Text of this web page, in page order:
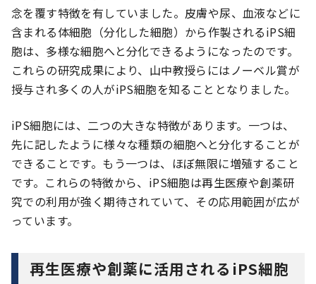
念を覆す特徴を有していました。皮膚や尿、血液などに
含まれる体細胞（分化した細胞）から作製されるiPS細
胞は、多様な細胞へと分化できるようになったのです。
これらの研究成果により、山中教授らにはノーベル賞が
授与され多くの人がiPS細胞を知ることとなりました。
iPS細胞には、二つの大きな特徴があります。一つは、
先に記したように様々な種類の細胞へと分化することが
できることです。もう一つは、ほぼ無限に増殖すること
です。これらの特徴から、iPS細胞は再生医療や創薬研
究での利用が強く期待されていて、その応用範囲が広が
っています。
再生医療や創薬に活用されるiPS細胞